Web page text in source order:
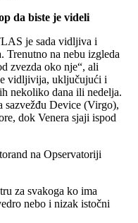
da biste je videli
je sada vidljiva i
Trenutno na nebu izgleda
zvezda oko nje“, ali
vidljivija, uključujući i
nekoliko dana ili nedelja.
sazvežđu Device (Virgo),
dok Venera sjaji ispod
na Opservatoriji
za svakoga ko ima
nebo i nizak istočni